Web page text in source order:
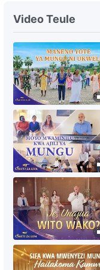
26:35
26:43
9:04
5:28
Video Teule